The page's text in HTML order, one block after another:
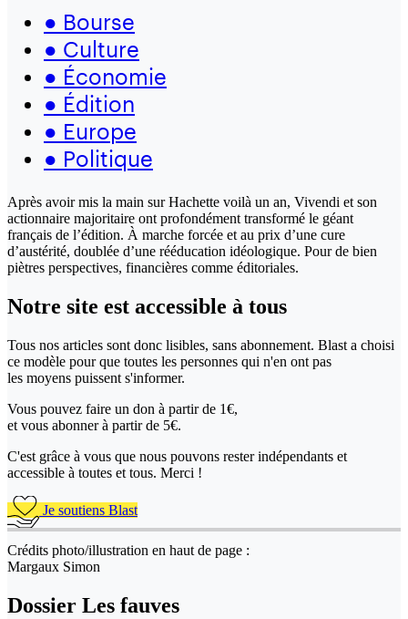
● Bourse
● Culture
● Économie
● Édition
● Europe
● Politique
Après avoir mis la main sur Hachette voilà un an, Vivendi et son
actionnaire majoritaire ont profondément transformé le géant
français de l’édition. À marche forcée et au prix d’une cure
d’austérité, doublée d’une rééducation idéologique. Pour de bien
piètres perspectives, financières comme éditoriales.
Notre site est accessible à tous
Tous nos articles sont donc lisibles, sans abonnement. Blast a choisi
ce modèle pour que toutes les personnes qui n'en ont pas
les moyens puissent s'informer.
Vous pouvez faire un don à partir de 1€,
et vous abonner à partir de 5€.
C'est grâce à vous que nous pouvons rester indépendants et
accessible à toutes et tous. Merci !
Je soutiens Blast
Crédits photo/illustration en haut de page :
Margaux Simon
Dossier Les fauves